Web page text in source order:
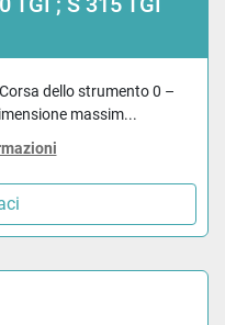
dello strumento 0 –
massim...